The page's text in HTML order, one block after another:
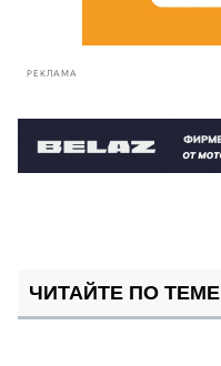
РЕКЛАМА
ЧИТАЙТЕ ПО ТЕМЕ